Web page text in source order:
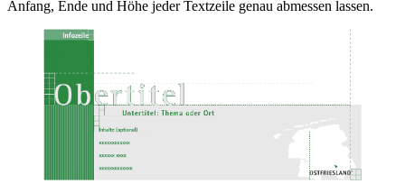
Anfang, Ende und Höhe jeder Textzeile genau abmessen lassen.